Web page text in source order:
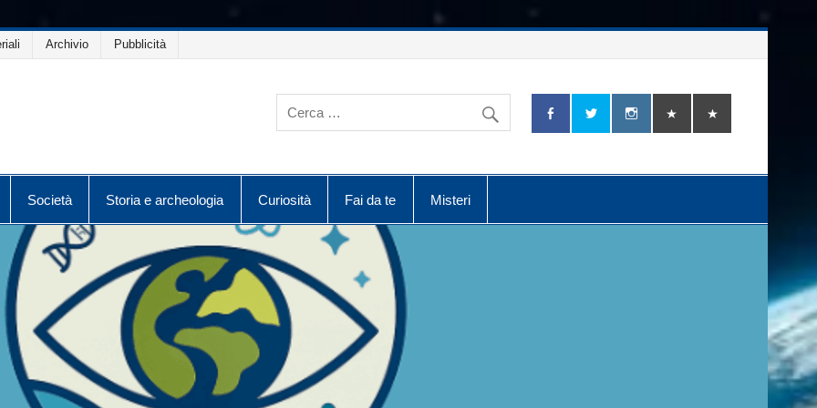
Archivio Pubblicità
Società Storia e archeologia Curiosità Fai da te Misteri